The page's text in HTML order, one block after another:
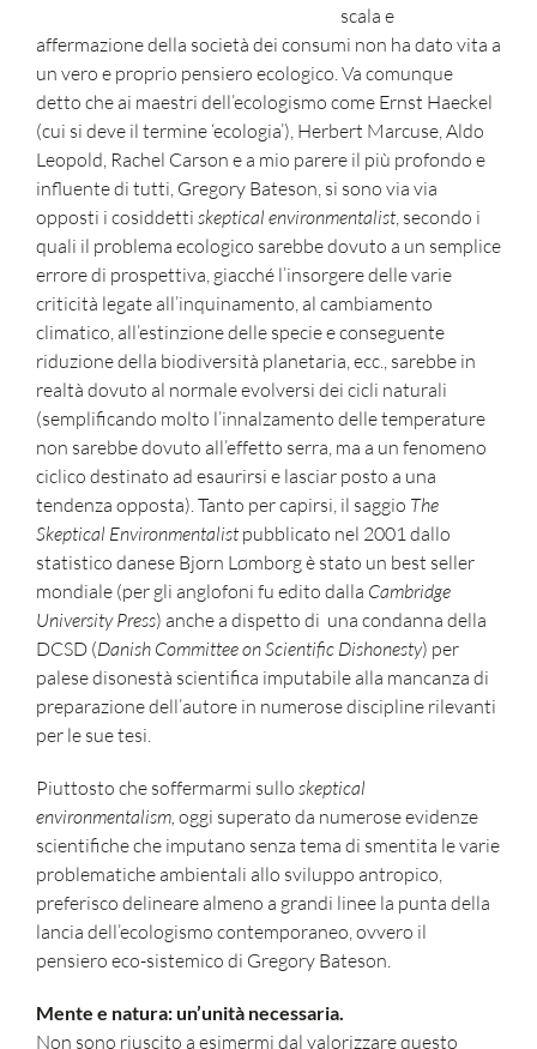
scala e
affermazione della società dei consumi non ha dato vita a
un vero e proprio pensiero ecologico. Va comunque
detto che ai maestri dell’ecologismo come Ernst Haeckel
(cui si deve il termine ‘ecologia’), Herbert Marcuse, Aldo
Leopold, Rachel Carson e a mio parere il più profondo e
influente di tutti, Gregory Bateson, si sono via via
opposti i cosiddetti skeptical environmentalist, secondo i
quali il problema ecologico sarebbe dovuto a un semplice
errore di prospettiva, giacché l’insorgere delle varie
criticità legate all’inquinamento, al cambiamento
climatico, all’estinzione delle specie e conseguente
riduzione della biodiversità planetaria, ecc., sarebbe in
realtà dovuto al normale evolversi dei cicli naturali
(semplificando molto l’innalzamento delle temperature
non sarebbe dovuto all’effetto serra, ma a un fenomeno
ciclico destinato ad esaurirsi e lasciar posto a una
tendenza opposta). Tanto per capirsi, il saggio The
Skeptical Environmentalistpubblicato nel 2001 dallo
statistico danese Bjorn Lømborg è stato un best seller
mondiale (per gli anglofoni fu edito dalla Cambridge
University Press) anche a dispetto di una condanna della
DCSD (Danish Committee on Scientific Dishonesty) per
palese disonestà scientifica imputabile alla mancanza di
preparazione dell’autore in numerose discipline rilevanti
per le sue tesi.
Piuttosto che soffermarmi sullo skeptical
environmentalism, oggi superato da numerose evidenze
scientifiche che imputano senza tema di smentita le varie
problematiche ambientali allo sviluppo antropico,
preferisco delineare almeno a grandi linee la punta della
lancia dell’ecologismo contemporaneo, ovvero il
pensiero eco-sistemico di Gregory Bateson.
Mente e natura: un’unità necessaria.
Non sono riuscito a esimermi dal valorizzare questo